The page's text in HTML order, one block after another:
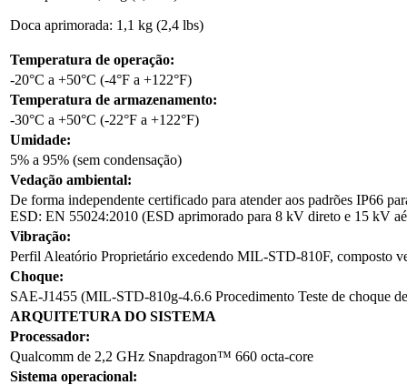
Doca aprimorada: 1,1 kg (2,4 lbs)
Temperatura de operação:
-20°C a +50°C (-4°F a +122°F)
Temperatura de armazenamento:
-30°C a +50°C (-22°F a +122°F)
Umidade:
5% a 95% (sem condensação)
Vedação ambiental:
De forma independente certificado para atender aos padrões IP66
ESD: EN 55024:2010 (ESD aprimorado para 8 kV direto e 15 kV
Vibração:
Perfil Aleatório Proprietário excedendo MIL-STD-810F, composto
Choque:
SAE-J1455 (MIL-STD-810g-4.6.6 Procedimento Teste de choque
ARQUITETURA DO SISTEMA
Processador:
Qualcomm de 2,2 GHz Snapdragon™ 660 octa-core
Sistema operacional: